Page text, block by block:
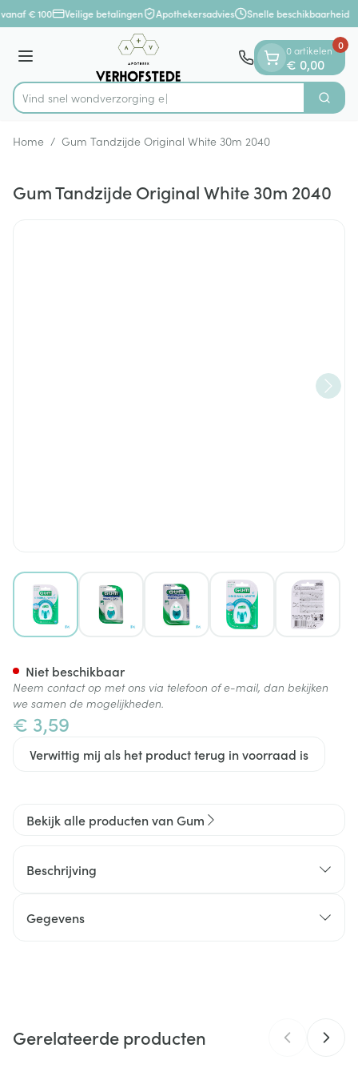
Ga naar de inhoud
1 van 1
€ 100 Veilige betalingen Apothekersadvies Snelle beschikbaarheid
Menu
Product, merk, categorie...
Vind snel wondverz Zoek
0 artikelen
€ 0,00
0
Home / Gum Tandzijde Original White 30m 2040
Gum Tandzijde Original White 30m 2040
View larger imageView larger imageView larger imageView larger image
View
€ 3,59
Verwittig mij als het product terug in voorraad is
Niet beschikbaar
Neem contact op met ons via telefoon of e-mail, dan bekijken
we samen de mogelijkheden.
Bekijk alle producten van Gum
Beschrijving
Gegevens
Merken Gum
Gerelateerde producten